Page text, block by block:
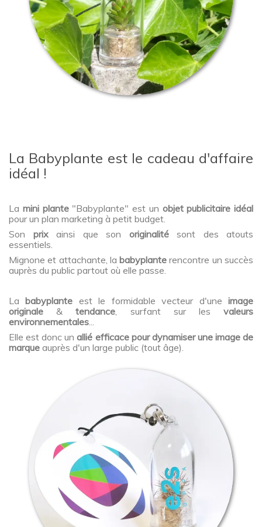
La Babyplante est le cadeau d'affaire
idéal !
La mini plante"Babyplante" est un objet publicitaire idéal
pour un plan marketing à petit budget.
Son prixainsi que son originalitésont des atouts
essentiels.
Mignone et attachante, la babyplante rencontre un succès
auprès du public partout où elle passe.
Lababyplante est le formidable vecteur d'uneimage
originale &tendance, surfant sur lesvaleurs
environnementales...
Elle est donc unallié efficace pour dynamiser une image de
marque auprès d'un large public (tout âge).